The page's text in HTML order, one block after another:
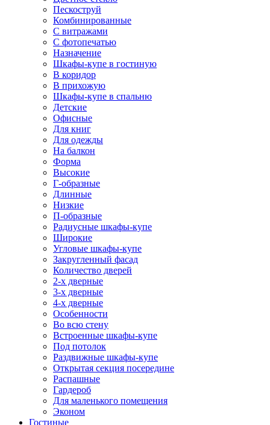
Пескоструй
Комбинированные
С витражами
С фотопечатью
Назначение
Шкафы-купе в гостиную
В коридор
В прихожую
Шкафы-купе в спальню
Детские
Офисные
Для книг
Для одежды
На балкон
Форма
Высокие
Г-образные
Длинные
Низкие
П-образные
Радиусные шкафы-купе
Широкие
Угловые шкафы-купе
Закругленный фасад
Количество дверей
2-х дверные
3-х дверные
4-х дверные
Особенности
Во всю стену
Встроенные шкафы-купе
Под потолок
Раздвижные шкафы-купе
Открытая секция посередине
Распашные
Гардероб
Для маленького помещения
Эконом
Гостиные